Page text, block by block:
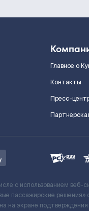
Главное о
Контакты
Пресс-
с использованием
пассажирские
на экране